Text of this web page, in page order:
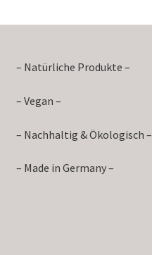
– Natürliche Produkte –
– Vegan –
– Nachhaltig & Ökologisch –
– Made in Germany –